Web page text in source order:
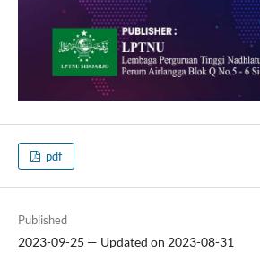
pdf
Published
2023-09-25 — Updated on 2023-08-31